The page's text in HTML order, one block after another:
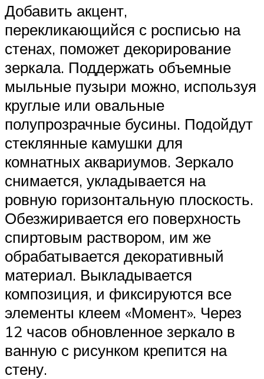
Добавить акцент,
перекликающийся с росписью на
стенах, поможет декорирование
зеркала. Поддержать объемные
мыльные пузыри можно, используя
круглые или овальные
полупрозрачные бусины. Подойдут
стеклянные камушки для
комнатных аквариумов. Зеркало
снимается, укладывается на
ровную горизонтальную плоскость.
Обезжиривается его поверхность
спиртовым раствором, им же
обрабатывается декоративный
материал. Выкладывается
композиция, и фиксируются все
элементы клеем «Момент». Через
12 часов обновленное зеркало в
ванную с рисунком крепится на
стену.